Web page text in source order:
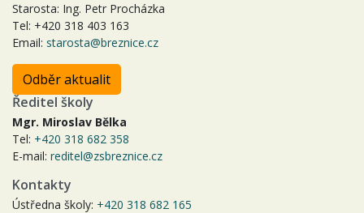
Starosta: Ing. Petr Procházka
Tel: +420 318 403 163
Email: starosta@breznice.cz
Odběr aktualit
Ředitel školy
Mgr. Miroslav Bělka
Tel: +420 318 682 358
E-mail: reditel@zsbreznice.cz
Kontakty
Ústředna školy: +420 318 682 165